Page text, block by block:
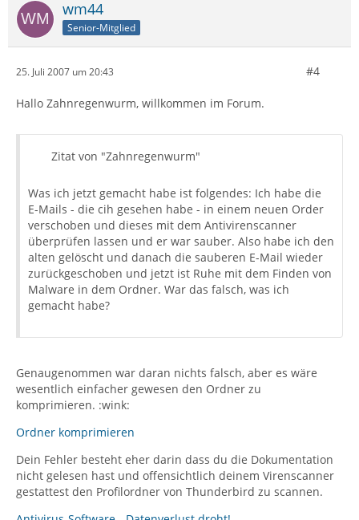
wm44
Senior-Mitglied
25. Juli 2007 um 20:43 #4
Hallo Zahnregenwurm, willkommen im Forum.
Zitat von "Zahnregenwurm"
Was ich jetzt gemacht habe ist folgendes: Ich habe die
E-Mails - die cih gesehen habe - in einem neuen Order
verschoben und dieses mit dem Antivirenscanner
überprüfen lassen und er war sauber. Also habe ich den
alten gelöscht und danach die sauberen E-Mail wieder
zurückgeschoben und jetzt ist Ruhe mit dem Finden von
Malware in dem Ordner. War das falsch, was ich
gemacht habe?
Genaugenommen war daran nichts falsch, aber es wäre
wesentlich einfacher gewesen den Ordner zu
komprimieren. :wink:
Ordner komprimieren
Dein Fehler besteht eher darin dass du die Dokumentation
nicht gelesen hast und offensichtlich deinem Virenscanner
gestattest den Profilordner von Thunderbird zu scannen.